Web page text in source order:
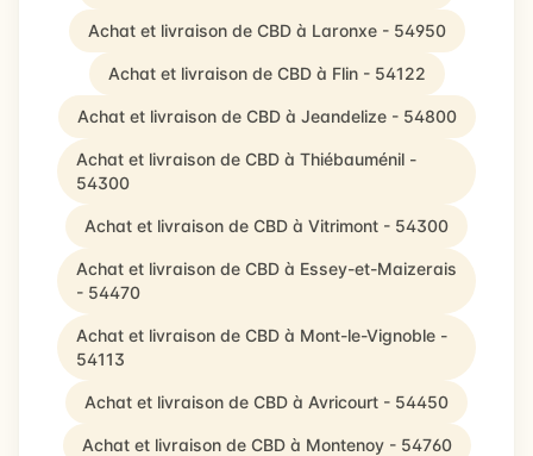
Achat et livraison de CBD à Laronxe - 54950
Achat et livraison de CBD à Flin - 54122
Achat et livraison de CBD à Jeandelize - 54800
Achat et livraison de CBD à Thiébauménil -
54300
Achat et livraison de CBD à Vitrimont - 54300
Achat et livraison de CBD à Essey-et-Maizerais
- 54470
Achat et livraison de CBD à Mont-le-Vignoble -
54113
Achat et livraison de CBD à Avricourt - 54450
Achat et livraison de CBD à Montenoy - 54760